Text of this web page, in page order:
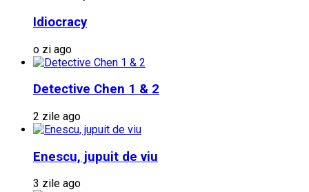
Idiocracy
o zi ago
Detective Chen 1 & 2
2 zile ago
Enescu, jupuit de viu
3 zile ago